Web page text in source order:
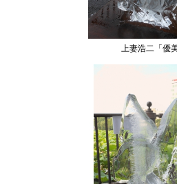
上妻浩二「優美